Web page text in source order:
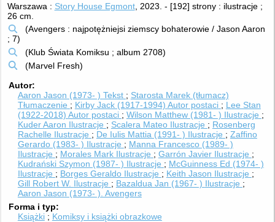
Warszawa : Story House Egmont, 2023. - [192] strony : ilustracje ;
26 cm.
(Avengers : najpotężniejsi ziemscy bohaterowie / Jason Aaron
; 7)
(Klub Świata Komiksu ; album 2708)
(Marvel Fresh)
Autor
Aaron Jason (1973- ) Tekst
Starosta Marek (tłumacz)
Tłumaczenie
Kirby Jack (1917-1994) Autor postaci
Lee Stan
(1922-2018) Autor postaci Wilson Matthew (1981- ) Ilustracje
Kuder Aaron Ilustracje Scalera Mateo Ilustracje
Rosenberg
Rachelle Ilustracje De Iulis Mattia (1991- ) Ilustracje
Zaffino
Gerardo (1983- ) Ilustracje
Manna Francesco (1989- )
Ilustracje
Morales Mark Ilustracje Garrón Javier Ilustracje
Kudrański Szymon (1987- ) Ilustracje
McGuinness Ed (1974- )
Ilustracje
Borges Geraldo Ilustracje Keith Jason Ilustracje
Gill Robert W. Ilustracje Bazaldua Jan (1967- ) Ilustracje
Aaron Jason (1973- ). Avengers
Forma i typ
Książki
Komiksy i książki obrazkowe